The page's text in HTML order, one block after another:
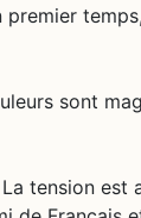
sont
tension est